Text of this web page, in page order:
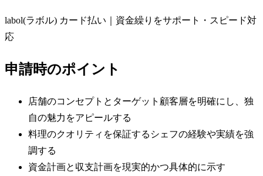
labol(ラボル) カード払い｜資金繰りをサポート・スピード対
応
申請時のポイント
店舗のコンセプトとターゲット顧客層を明確にし、独
自の魅力をアピールする
料理のクオリティを保証するシェフの経験や実績を強
調する
資金計画と収支計画を現実的かつ具体的に示す